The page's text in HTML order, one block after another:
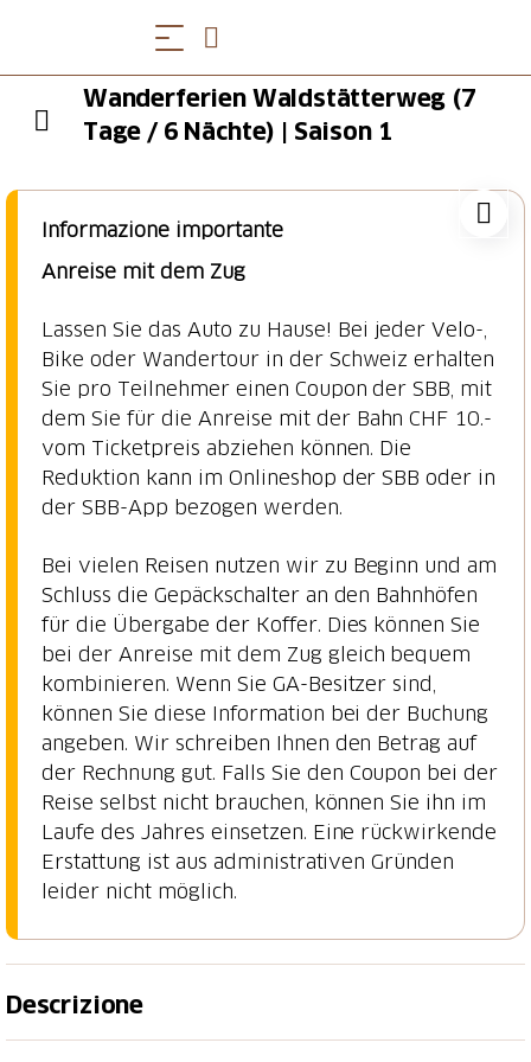
Wanderferien Waldstätterweg (7
Tage / 6 Nächte) | Saison 1
Informazione importante
Anreise mit dem Zug
Lassen Sie das Auto zu Hause! Bei jeder Velo-,
Bike oder Wandertour in der Schweiz erhalten
Sie pro Teilnehmer einen Coupon der SBB, mit
dem Sie für die Anreise mit der Bahn CHF 10.-
vom Ticketpreis abziehen können. Die
Reduktion kann im Onlineshop der SBB oder in
der SBB-App bezogen werden.
Bei vielen Reisen nutzen wir zu Beginn und am
Schluss die Gepäckschalter an den Bahnhöfen
für die Übergabe der Koffer. Dies können Sie
bei der Anreise mit dem Zug gleich bequem
kombinieren. Wenn Sie GA-Besitzer sind,
können Sie diese Information bei der Buchung
angeben. Wir schreiben Ihnen den Betrag auf
der Rechnung gut. Falls Sie den Coupon bei der
Reise selbst nicht brauchen, können Sie ihn im
Laufe des Jahres einsetzen. Eine rückwirkende
Erstattung ist aus administrativen Gründen
leider nicht möglich.
Descrizione